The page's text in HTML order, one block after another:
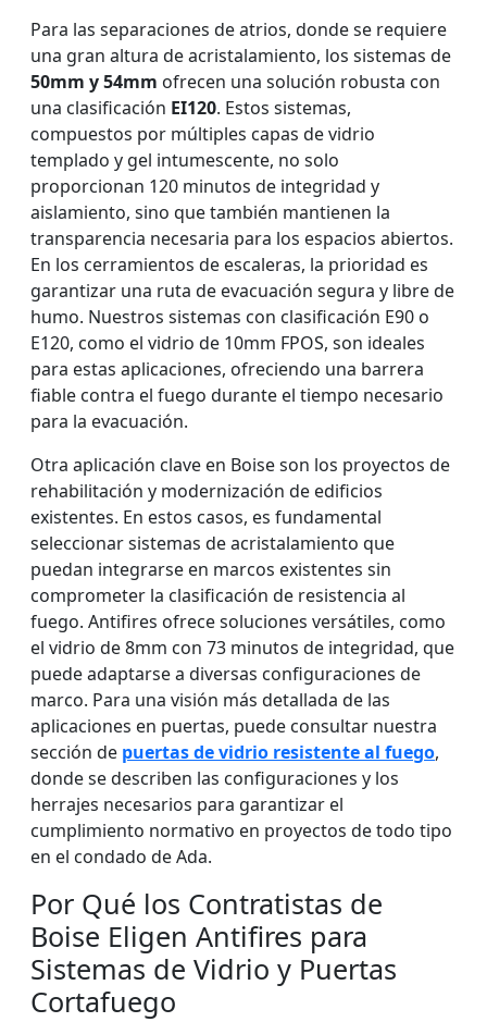
Para las separaciones de atrios, donde se requiere
una gran altura de acristalamiento, los sistemas de
50mm y 54mm ofrecen una solución robusta con
una clasificación EI120. Estos sistemas,
compuestos por múltiples capas de vidrio
templado y gel intumescente, no solo
proporcionan 120 minutos de integridad y
aislamiento, sino que también mantienen la
transparencia necesaria para los espacios abiertos.
En los cerramientos de escaleras, la prioridad es
garantizar una ruta de evacuación segura y libre de
humo. Nuestros sistemas con clasificación E90 o
E120, como el vidrio de 10mm FPOS, son ideales
para estas aplicaciones, ofreciendo una barrera
fiable contra el fuego durante el tiempo necesario
para la evacuación.
Otra aplicación clave en Boise son los proyectos de
rehabilitación y modernización de edificios
existentes. En estos casos, es fundamental
seleccionar sistemas de acristalamiento que
puedan integrarse en marcos existentes sin
comprometer la clasificación de resistencia al
fuego. Antifires ofrece soluciones versátiles, como
el vidrio de 8mm con 73 minutos de integridad, que
puede adaptarse a diversas configuraciones de
marco. Para una visión más detallada de las
aplicaciones en puertas, puede consultar nuestra
sección de puertas de vidrio resistente al fuego,
donde se describen las configuraciones y los
herrajes necesarios para garantizar el
cumplimiento normativo en proyectos de todo tipo
en el condado de Ada.
Por Qué los Contratistas de
Boise Eligen Antifires para
Sistemas de Vidrio y Puertas
Cortafuego